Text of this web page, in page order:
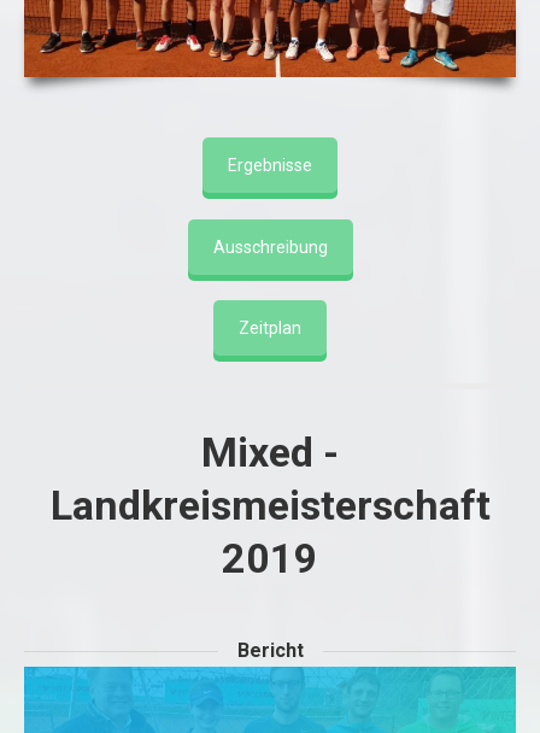
Ergebnisse
Ausschreibung
Zeitplan
Mixed -
Landkreismeisterschaft
2019
Bericht